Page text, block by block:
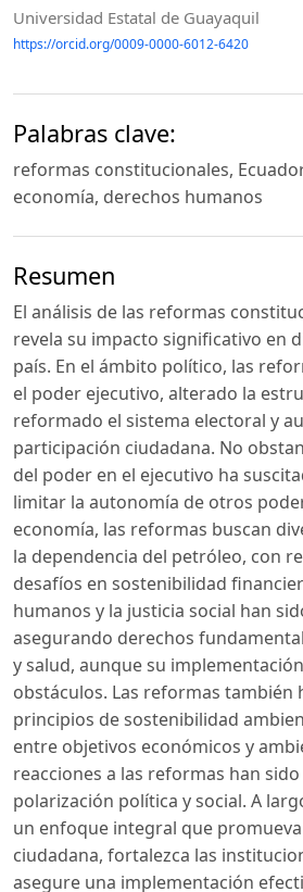
Universidad Estatal de Guayaquil
https://orcid.org/0009-0000-6012-6420
Palabras clave:
reformas constitucionales,
economía, derechos humanos
Resumen
El análisis de las reformas
revela su impacto significativo en
país. En el ámbito político, las
el poder ejecutivo, alterado la
reformado el sistema electoral y
participación ciudadana. No
del poder en el ejecutivo ha
limitar la autonomía de otros
economía, las reformas buscan
la dependencia del petróleo, con
desafíos en sostenibilidad
humanos y la justicia social han
asegurando derechos
y salud, aunque su
obstáculos. Las reformas también
principios de sostenibilidad
entre objetivos económicos y
reacciones a las reformas han
polarización política y social. A
un enfoque integral que
ciudadana, fortalezca las
asegure una implementación